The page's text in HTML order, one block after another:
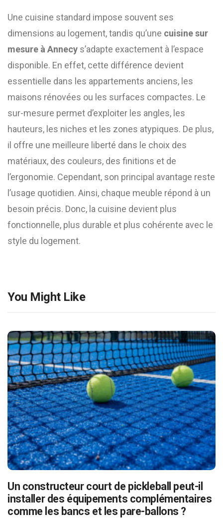
Une cuisine standard impose souvent ses
dimensions au logement, tandis qu’une cuisine sur
mesure à Annecy s’adapte exactement à l’espace
disponible. En effet, cette différence devient
essentielle dans les appartements anciens, les
maisons rénovées ou les surfaces compactes. Le
sur-mesure permet d’exploiter les angles, les
hauteurs, les niches et les zones atypiques. De plus,
il offre une meilleure liberté dans le choix des
matériaux, des couleurs, des finitions et de
l’ergonomie. Cependant, son principal avantage reste
l’usage quotidien. Ainsi, chaque meuble répond à un
besoin précis. Donc, la cuisine devient plus
fonctionnelle, plus durable et plus cohérente avec le
style du logement.
You Might Like
Un constructeur court de pickleball peut-il
installer des équipements complémentaires
comme les bancs et les pare-ballons ?